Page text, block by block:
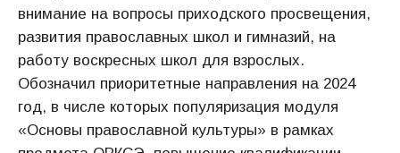
внимание на вопросы приходского просвещения,
развития православных школ и гимназий, на
работу воскресных школ для взрослых.
Обозначил приоритетные направления на 2024
год, в числе которых популяризация модуля
«Основы православной культуры» в рамках